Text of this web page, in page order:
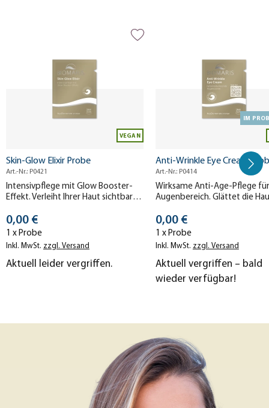
VEGAN
Skin-Glow Elixir Probe
Art.-Nr.: P0421
Intensivpflege mit Glow Booster-
Effekt. Verleiht Ihrer Haut sichtbar
Stückpreis
0,00 €
1 x Probe
Inkl. MwSt. zzgl. Versand
Aktuell leider vergriffen.
IM
Anti-Wrinkle Eye Cream
Art.-Nr.: P0414
Wirksame Anti-Age-Pflege
Augenbereich. Glättet die
Stückpreis
0,00 €
1 x Probe
Inkl. MwSt. zzgl. Versand
Aktuell vergriffen – bald
wieder verfügbar!